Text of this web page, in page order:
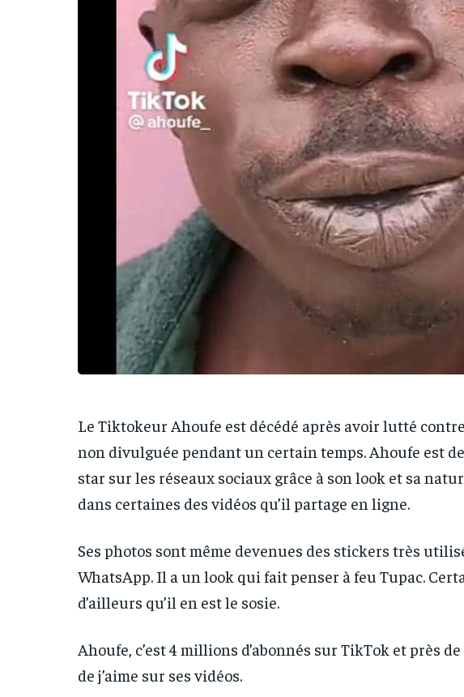
Le Tiktokeur Ahoufe est décédé après avoir lutté
non divulguée pendant un certain temps. Ahoufe est
star sur les réseaux sociaux grâce à son look et sa
dans certaines des vidéos qu’il partage en ligne.
Ses photos sont même devenues des stickers très
WhatsApp. Il a un look qui fait penser à feu Tupac.
d’ailleurs qu’il en est le sosie.
Ahoufe, c’est 4 millions d’abonnés sur TikTok et près
de j’aime sur ses vidéos.